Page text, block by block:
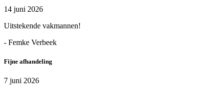
14 juni 2026
Uitstekende vakmannen!
- Femke Verbeek
Fijne afhandeling
7 juni 2026